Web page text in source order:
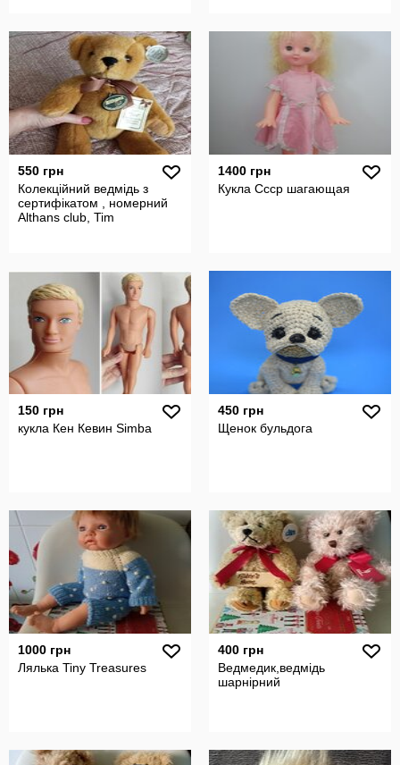
550 грн
Колекційний ведмідь з
сертифікатом , номерний
Althans club, Tim
1400 грн
Кукла Ссср шагающая
150 грн
кукла Кен Кевин Simba
450 грн
Щенок бульдога
1000 грн
Лялька Tiny Treasures
400 грн
Ведмедик,ведмідь
шарнірний